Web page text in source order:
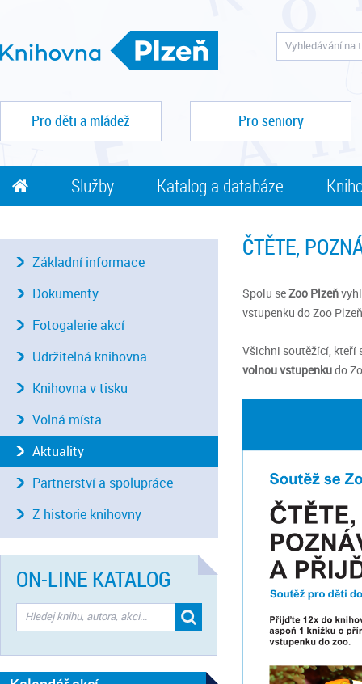
Pro děti a mládež Pro seniory
Služby Katalog a databáze
ČTĚTE,
Spolu seZoo Plzeň
vstupenku do Zoo
Všichni soutěžící, kteří
volnou vstupenkudo
Základní informace
Dokumenty
Fotogalerie akcí
Udržitelná knihovna
Knihovna v tisku
Volná místa
Aktuality
Partnerství a spolupráce
Z historie knihovny
ON-LINE KATALOG